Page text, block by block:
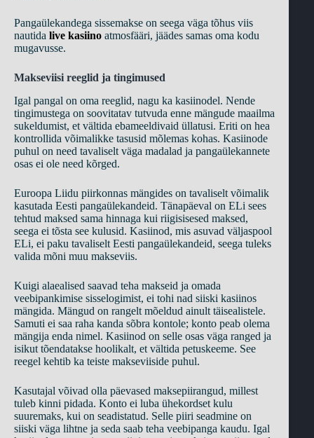
Pangaülekandega sissemakse on seega väga tõhus viis
nautida live kasiino atmosfääri, jäädes samas oma kodu
mugavusse.
Makseviisi reeglid ja tingimused
Igal pangal on oma reeglid, nagu ka kasiinodel. Nende
tingimustega on soovitatav tutvuda enne mängude maailma
sukeldumist, et vältida ebameeldivaid üllatusi. Eriti on hea
kontrollida võimalikke tasusid mõlemas kohas. Kasiinode
puhul on need tavaliselt väga madalad ja pangaülekannete
osas ei ole need kõrged.
Euroopa Liidu piirkonnas mängides on tavaliselt võimalik
kasutada Eesti pangaülekandeid. Tänapäeval on ELi sees
tehtud maksed sama hinnaga kui riigisisesed maksed,
seega ei tõsta see kulusid. Kasiinod, mis asuvad väljaspool
ELi, ei paku tavaliselt Eesti pangaülekandeid, seega tuleks
valida mõni muu makseviis.
Kuigi alaealised saavad teha makseid ja omada
veebipankimise sisselogimist, ei tohi nad siiski kasiinos
mängida. Mängud on rangelt mõeldud ainult täisealistele.
Samuti ei saa raha kanda sõbra kontole; konto peab olema
mängija enda nimel. Kasiinod on selle osas väga ranged ja
isikut tõendatakse hoolikalt, et vältida petuskeeme. See
reegel kehtib ka teiste makseviiside puhul.
Kasutajal võivad olla päevased maksepiirangud, millest
tuleb kinni pidada. Konto ei luba ühekordset kulu
suuremaks, kui on seadistatud. Selle piiri seadmine on
siiski väga lihtne ja seda saab teha veebipanga kaudu. Igal